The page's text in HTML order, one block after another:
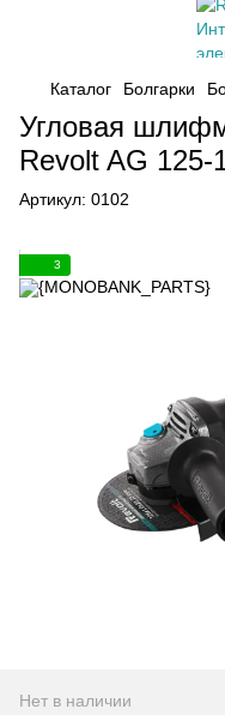
Каталог Болгарки
Угловая
Revolt AG 125-
Артикул: 0102
3
Нет в наличии